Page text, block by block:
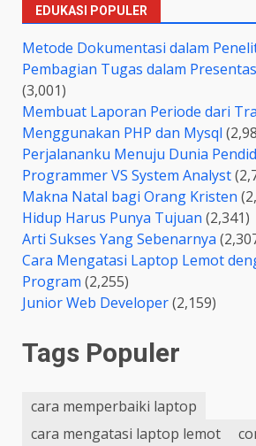
EDUKASI POPULER
Metode Dokumentasi dalam
Pembagian Tugas dalam
(3,001)
Membuat Laporan Periode dari
Menggunakan PHP dan Mysql
Perjalananku Menuju Dunia
Programmer VS System Analyst
Makna Natal bagi Orang Kristen
Hidup Harus Punya Tujuan (2,341)
Arti Sukses Yang Sebenarnya
Cara Mengatasi Laptop Lemot
Program (2,255)
Junior Web Developer(2,159)
Tags Populer
cara memperbaiki laptop
cara mengatasi laptop lemot